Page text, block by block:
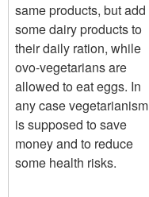
same products, but add
some dairy products to
their daily ration, while
ovo-vegetarians are
allowed to eat eggs. In
any case vegetarianism
is supposed to save
money and to reduce
some health risks.